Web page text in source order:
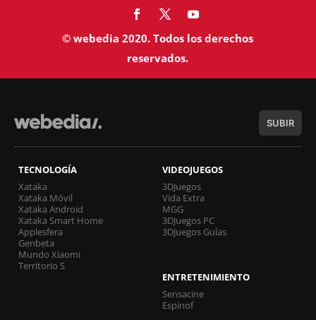
© webedia 2020. Todos los derechos
reservados.
SUBIR
TECNOLOGÍA
Xataka
Xataka Móvil
Xataka Android
Xataka Smart Home
Applesfera
Genbeta
Mundo Xiaomi
Territorio S
VIDEOJUEGOS
3DJuegos
Vida Extra
MGG
3DJuegos PC
3DJuegos Guías
ENTRETENIMIENTO
Sensacine
Espinof